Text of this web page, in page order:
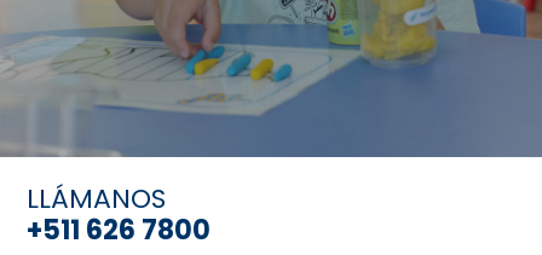
LLÁMANOS
+511 626 7800